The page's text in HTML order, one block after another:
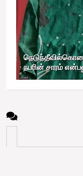
நபரின் சாரம்